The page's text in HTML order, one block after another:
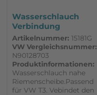
Wasserschlauch
Verbindung
Winkelstück - Rohr...
Artikelnummer: 15181G
VW Vergleichsnummer:
N90128703
Produktinformationen:
Wasserschlauch nahe
Riemenscheibe.Passend
für VW T3. Vebindet den